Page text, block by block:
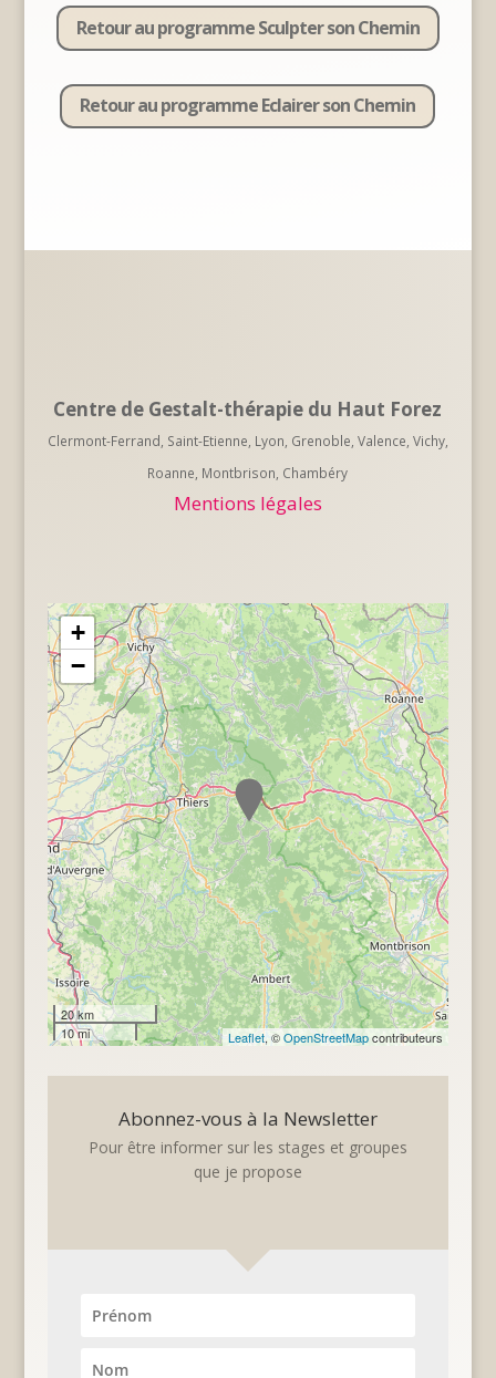
Retour au programme Sculpter son Chemin
Retour au programme Eclairer son Chemin
Centre de Gestalt-thérapie du Haut Forez
Clermont-Ferrand, Saint-Etienne, Lyon, Grenoble, Valence, Vichy,
Roanne, Montbrison, Chambéry
Mentions légales
+
−
20 km
10 mi
Leaflet, ©OpenStreetMapcontributeurs
Abonnez-vous à la Newsletter
Pour être informer sur les stages et groupes
que je propose